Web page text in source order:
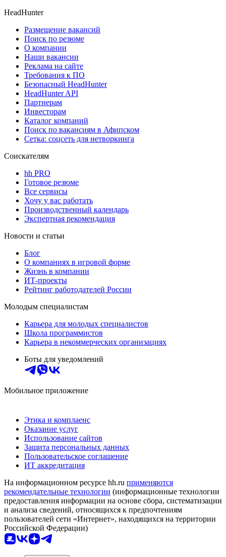
HeadHunter
Размещение вакансий
Поиск по резюме
О компании
Наши вакансии
Реклама на сайте
Требования к ПО
Безопасный HeadHunter
HeadHunter API
Партнерам
Инвесторам
Каталог компаний
Поиск по вакансиям в Афипском
Сетка: соцсеть для нетворкинга
Соискателям
hh PRO
Готовое резюме
Все сервисы
Хочу у вас работать
Производственный календарь
Экспертная рекомендация
Новости и статьи
Блог
О компаниях в игровой форме
Жизнь в компании
ИТ-проекты
Рейтинг работодателей России
Молодым специалистам
Карьера для молодых специалистов
Школа программистов
Карьера в некоммерческих организациях
Боты для уведомлений
Мобильное приложение
Этика и комплаенс
Оказание услуг
Использование сайтов
Защита персональных данных
Пользовательское соглашение
ИТ аккредитация
На информационном ресурсе hh.ru применяются
рекомендательные технологии (информационные технологии
предоставления информации на основе сбора, систематизации
и анализа сведений, относящихся к предпочтениям
пользователей сети «Интернет», находящихся на территории
Российской Федерации)